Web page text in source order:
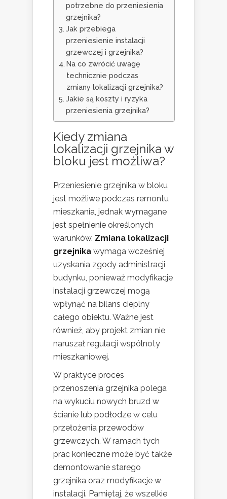
potrzebne do przeniesienia
grzejnika?
Jak przebiega
przeniesienie instalacji
grzewczej i grzejnika?
Na co zwrócić uwagę
technicznie podczas
zmiany lokalizacji grzejnika?
Jakie są koszty i ryzyka
przeniesienia grzejnika?
Kiedy zmiana
lokalizacji grzejnika w
bloku jest możliwa?
Przeniesienie grzejnika w bloku
jest możliwe podczas remontu
mieszkania, jednak wymagane
jest spełnienie określonych
warunków. Zmiana lokalizacji
grzejnika wymaga wcześniej
uzyskania zgody administracji
budynku, ponieważ modyfikacje
instalacji grzewczej mogą
wpłynąć na bilans cieplny
całego obiektu. Ważne jest
również, aby projekt zmian nie
naruszał regulacji wspólnoty
mieszkaniowej.
W praktyce proces
przenoszenia grzejnika polega
na wykuciu nowych bruzd w
ścianie lub podłodze w celu
przełożenia przewodów
grzewczych. W ramach tych
prac konieczne może być także
demontowanie starego
grzejnika oraz modyfikacje w
instalacji. Pamiętaj, że wszelkie